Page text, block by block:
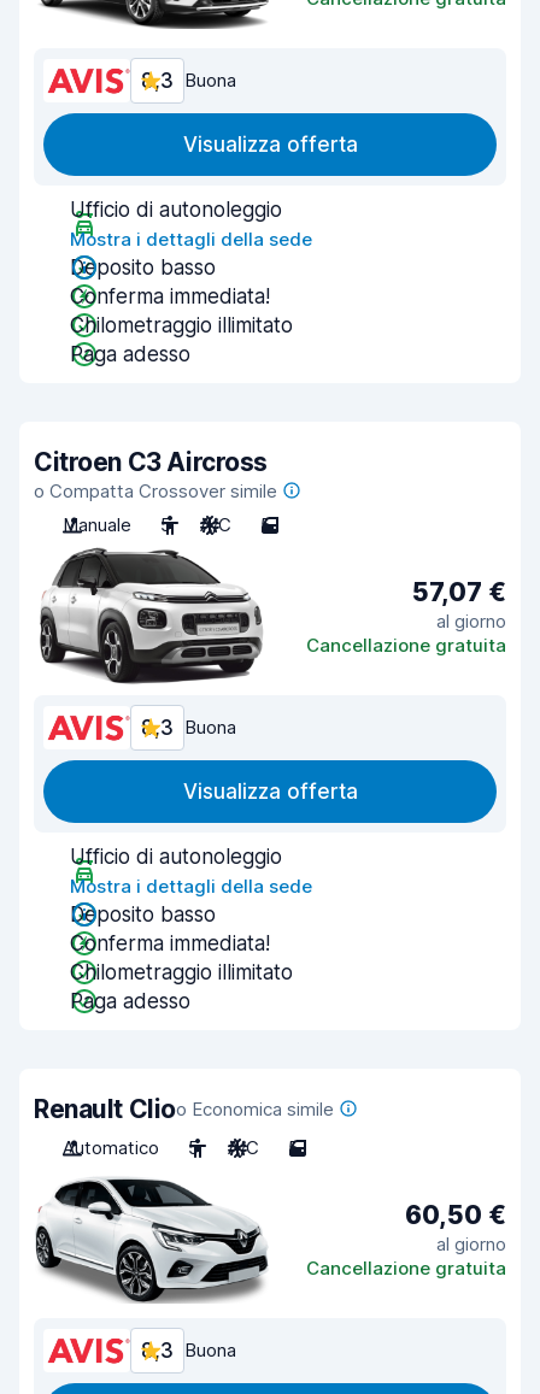
8,3 Buona
Visualizza offerta
Ufficio di autonoleggio
Mostra i dettagli della sede
Deposito basso
Conferma immediata!
Chilometraggio illimitato
Paga adesso
Citroen C3 Aircross
o Compatta Crossover simile
Manuale
5 A/C 5
57,07 €
al giorno
Cancellazione gratuita
8,3 Buona
Visualizza offerta
Ufficio di autonoleggio
Mostra i dettagli della sede
Deposito basso
Conferma immediata!
Chilometraggio illimitato
Paga adesso
Renault Clioo Economica simile
Automatico
5 A/C 5
60,50 €
al giorno
Cancellazione gratuita
8,3 Buona